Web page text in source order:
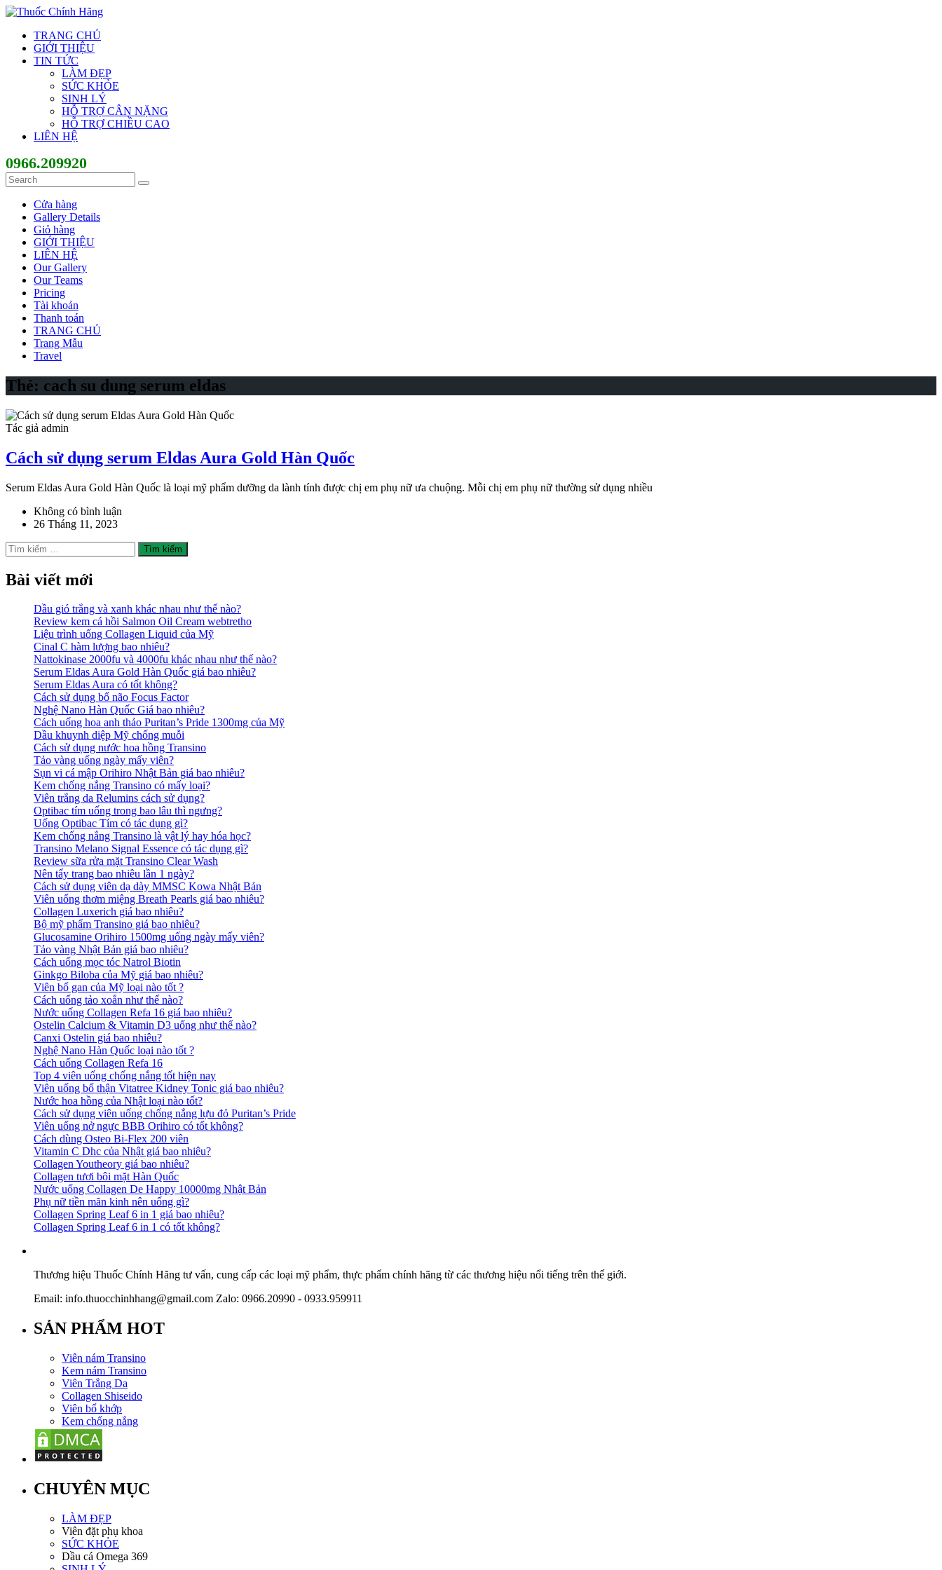
TRANG CHỦ
GIỚI THIỆU
TIN TỨC
LÀM ĐẸP
SỨC KHỎE
SINH LÝ
HỖ TRỢ CÂN NẶNG
HỖ TRỢ CHIỀU CAO
LIÊN HỆ
0966.209920
Cửa hàng
Gallery Details
Giỏ hàng
GIỚI THIỆU
LIÊN HỆ
Our Gallery
Our Teams
Pricing
Tài khoản
Thanh toán
TRANG CHỦ
Trang Mẫu
Travel
Thẻ: cach su dung serum eldas
Tác giả admin
Cách sử dụng serum Eldas Aura Gold Hàn Quốc
Serum Eldas Aura Gold Hàn Quốc là loại mỹ phẩm dưỡng da lành tính được chị em phụ nữ ưa chuộng. Mỗi chị em phụ nữ thường sử dụng nhiều
Không có bình luận
26 Tháng 11, 2023
Tìm
kiếm
cho:
Bài viết mới
Dầu gió trắng và xanh khác nhau như thế nào?
Review kem cá hồi Salmon Oil Cream webtretho
Liệu trình uống Collagen Liquid của Mỹ
Cinal C hàm lượng bao nhiêu?
Nattokinase 2000fu và 4000fu khác nhau như thế nào?
Serum Eldas Aura Gold Hàn Quốc giá bao nhiêu?
Serum Eldas Aura có tốt không?
Cách sử dụng bổ não Focus Factor
Nghệ Nano Hàn Quốc Giá bao nhiêu?
Cách uống hoa anh thảo Puritan’s Pride 1300mg của Mỹ
Dầu khuynh diệp Mỹ chống muỗi
Cách sử dụng nước hoa hồng Transino
Tảo vàng uống ngày mấy viên?
Sụn vi cá mập Orihiro Nhật Bản giá bao nhiêu?
Kem chống nắng Transino có mấy loại?
Viên trắng da Relumins cách sử dụng?
Optibac tím uống trong bao lâu thì ngưng?
Uống Optibac Tím có tác dụng gì?
Kem chống nắng Transino là vật lý hay hóa học?
Transino Melano Signal Essence có tác dụng gì?
Review sữa rửa mặt Transino Clear Wash
Nên tẩy trang bao nhiêu lần 1 ngày?
Cách sử dụng viên dạ dày MMSC Kowa Nhật Bản
Viên uống thơm miệng Breath Pearls giá bao nhiêu?
Collagen Luxerich giá bao nhiêu?
Bộ mỹ phẩm Transino giá bao nhiêu?
Glucosamine Orihiro 1500mg uống ngày mấy viên?
Tảo vàng Nhật Bản giá bao nhiêu?
Cách uống mọc tóc Natrol Biotin
Ginkgo Biloba của Mỹ giá bao nhiêu?
Viên bổ gan của Mỹ loại nào tốt ?
Cách uống tảo xoắn như thế nào?
Nước uống Collagen Refa 16 giá bao nhiêu?
Ostelin Calcium & Vitamin D3 uống như thế nào?
Canxi Ostelin giá bao nhiêu?
Nghệ Nano Hàn Quốc loại nào tốt ?
Cách uống Collagen Refa 16
Top 4 viên uống chống nắng tốt hiện nay
Viên uống bổ thận Vitatree Kidney Tonic giá bao nhiêu?
Nước hoa hồng của Nhật loại nào tốt?
Cách sử dụng viên uống chống nắng lựu đỏ Puritan’s Pride
Viên uống nở ngực BBB Orihiro có tốt không?
Cách dùng Osteo Bi-Flex 200 viên
Vitamin C Dhc của Nhật giá bao nhiêu?
Collagen Youtheory giá bao nhiêu?
Collagen tươi bôi mặt Hàn Quốc
Nước uống Collagen De Happy 10000mg Nhật Bản
Phụ nữ tiền mãn kinh nên uống gì?
Collagen Spring Leaf 6 in 1 giá bao nhiêu?
Collagen Spring Leaf 6 in 1 có tốt không?
Thương hiệu Thuốc Chính Hãng tư vấn, cung cấp các loại mỹ phẩm, thực phẩm chính hãng từ các thương hiệu nổi tiếng trên thế giới.
Email: info.thuocchinhhang@gmail.com Zalo: 0966.20990 - 0933.959911
SẢN PHẨM HOT
Viên nám Transino
Kem nám Transino
Viên Trắng Da
Collagen Shiseido
Viên bổ khớp
Kem chống nắng
CHUYÊN MỤC
LÀM ĐẸP
Viên đặt phụ khoa
SỨC KHỎE
Dầu cá Omega 369